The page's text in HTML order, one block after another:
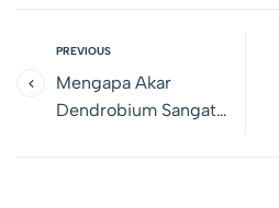
PREVIOUS
Mengapa Akar
Dendrobium Sangat